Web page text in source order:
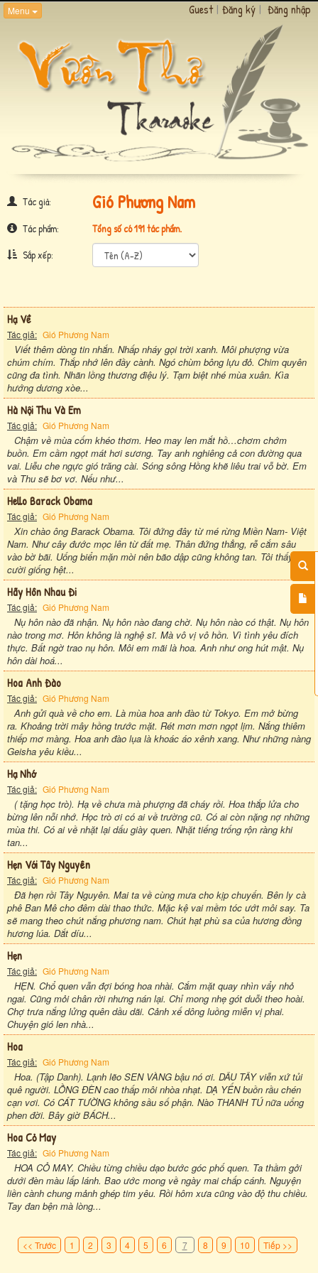
Menu Guest | Đăng ký | Đăng nhập
Tác giả: Gió Phương Nam
Tác phẩm:
Tổng số có 191 tác phẩm.
Sắp xếp:
Hạ Về
Tác giả: Gió Phương Nam
Viết thêm dòng tin nhắn. Nhấp nháy gọi trời xanh. Môi phượng vừa
chúm chím. Thắp nhớ lên đầy cành. Ngó chùm bông lựu đỏ. Chim quyên
cũng đa tình. Nhãn lồng thương điệu lý. Tạm biệt nhé mùa xuân. Kìa
hướng dương xòe...
Hà Nội Thu Và Em
Tác giả: Gió Phương Nam
Chậm về mùa cốm khéo thơm. Heo may len mắt hồ…chơm chớm
buồn. Em cầm ngọt mát hơi sương. Tay anh nghiêng cả con đường qua
vai. Liễu che ngực gió trăng cài. Sóng sông Hồng khẽ liêu trai vỗ bờ. Em
và Thu sẽ bơ vơ. Nếu như...
Hello Barack Obama
Tác giả: Gió Phương Nam
Xin chào ông Barack Obama. Tôi đứng đây từ mé rừng Miền Nam- Việt
Nam. Như cây đước mọc lên từ đất mẹ. Thân đứng thẳng, rễ cắm sâu
vào bờ bãi. Uống biển mặn mòi nên bão dập cũng không tan. Tôi thấy ông
cười giống hệt...
Hãy Hôn Nhau Đi
Tác giả: Gió Phương Nam
Nụ hôn nào đã nhận. Nụ hôn nào đang chờ. Nụ hôn nào có thật. Nụ hôn
nào trong mơ. Hôn không là nghệ sĩ. Mà vô vị vô hồn. Vì tình yêu đích
thực. Bất ngờ trao nụ hôn. Môi em mãi là hoa. Anh như ong hút mật. Nụ
hôn dài hoá...
Hoa Anh Đào
Tác giả: Gió Phương Nam
Anh gửi quà về cho em. Là mùa hoa anh đào từ Tokyo. Em mở bừng
ra. Khoảng trời mây hồng trước mặt. Rét mơn mơn ngọt lịm. Nắng thiêm
thiếp mơ màng. Hoa anh đào lụa là khoác áo xênh xang. Như những nàng
Geisha yêu kiều...
Hạ Nhớ
Tác giả: Gió Phương Nam
( tặng học trò). Hạ về chưa mà phượng đã cháy rồi. Hoa thắp lửa cho
bừng lên nỗi nhớ. Học trò ơi có ai về trường cũ. Có ai còn nặng nợ những
mùa thi. Có ai về nhặt lại dấu giày quen. Nhặt tiếng trống rộn ràng khi
tan...
Hẹn Với Tây Nguyên
Tác giả: Gió Phương Nam
Đã hẹn rồi Tây Nguyên. Mai ta về cùng mưa cho kịp chuyến. Bên ly cà
phê Ban Mê cho đêm dài thao thức. Mặc kệ vai mềm tóc ướt môi say. Ta
sẽ mang theo chút nắng phương nam. Chút hạt phù sa của hương đồng
hương lúa. Dắt díu...
Hẹn
Tác giả: Gió Phương Nam
HẸN. Chổ quen vẫn đợi bóng hoa nhài. Cắm mặt quay nhìn vẩy nhỏ
ngai. Cũng mỏi chân rời nhưng nán lại. Chỉ mong nhẹ gót duỗi theo hoài.
Chợ trưa nắng lửng quên dầu dãi. Cảnh xế dông luồng miễn vị phai.
Chuyện gió len nhà...
Hoa
Tác giả: Gió Phương Nam
Hoa. (Tập Danh). Lạnh lẽo SEN VÀNG bậu nó ơi. DÂU TÂY viễn xứ tủi
quê người. LỒNG ĐÈN cao thấp môi nhòa nhạt. DẠ YẾN buồn rầu chén
cạn vơi. Có CÁT TƯỜNG không sầu số phận. Nào THANH TÚ nữa uổng
phen đời. Bây giờ BÁCH...
Hoa Cỏ May
Tác giả: Gió Phương Nam
HOA CỎ MAY. Chiều từng chiều dạo bước góc phố quen. Ta thầm gởi
dưới đèn màu lấp lánh. Bao ước mong về ngày mai chấp cánh. Nguyện
liền cành chung mảnh ghép tim yêu. Rồi hôm xưa cũng vào độ thu chiều.
Tay đan bện mà lòng...
<< Trước 1 2 3 4 5 6 7 8 9 10 Tiếp >>